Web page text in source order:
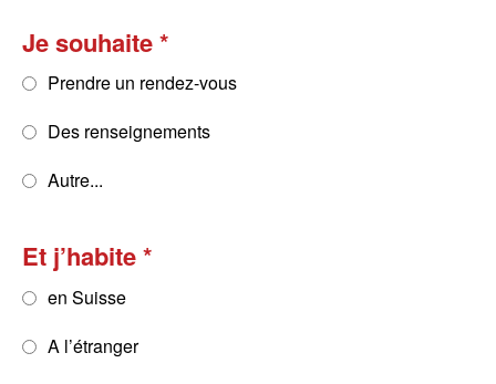
Je souhaite
Prendre un rendez-vous
Des renseignements
Autre...
Et j’habite
en Suisse
A l’étranger